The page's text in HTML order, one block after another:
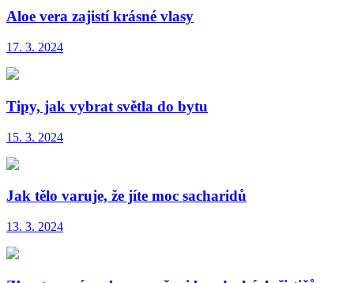
Aloe vera zajistí krásné vlasy
17. 3. 2024
Tipy, jak vybrat světla do bytu
15. 3. 2024
Jak tělo varuje, že jíte moc sacharidů
13. 3. 2024